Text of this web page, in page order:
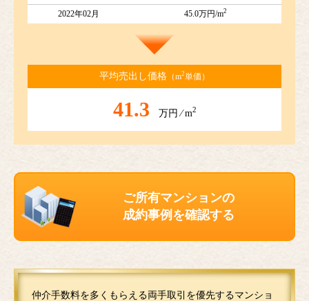
2022年02月 45.0万円/m2
平均売出し価格 （m2単価）
41.3 万円 ⁄ m2
ご所有マンションの
成約事例を確認する
仲介手数料を多くもらえる両手取引を優先するマンショ